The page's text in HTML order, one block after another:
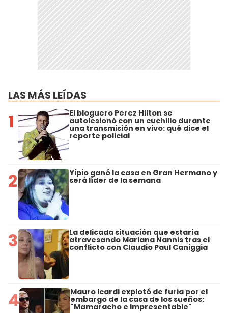
LAS MÁS LEÍDAS
1 El bloguero Perez Hilton se
autolesionó con un cuchillo durante
una transmisión en vivo: qué dice el
reporte policial
2 Yipio ganó la casa en Gran Hermano y
será líder de la semana
3 La delicada situación que estaría
atravesando Mariana Nannis tras el
conflicto con Claudio Paul Caniggia
4 Mauro Icardi explotó de furia por el
embargo de la casa de los sueños:
"Mamaracho e impresentable"